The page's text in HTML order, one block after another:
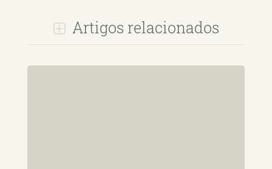
Artigos relacionados